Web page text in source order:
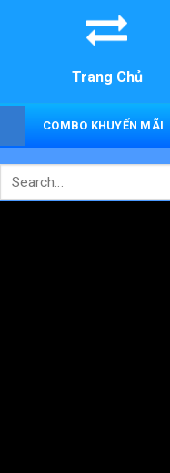
Trang Chủ
COMBO KHUYẾN MÃI
Search
for: